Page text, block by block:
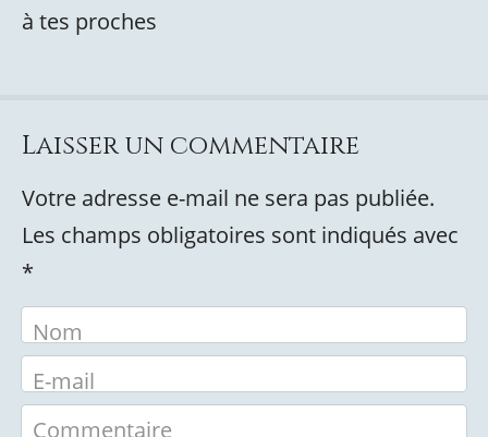
à tes proches
Laisser un commentaire
Votre adresse e-mail ne sera pas publiée.
Les champs obligatoires sont indiqués avec
*
Nom
E-mail
Commentaire